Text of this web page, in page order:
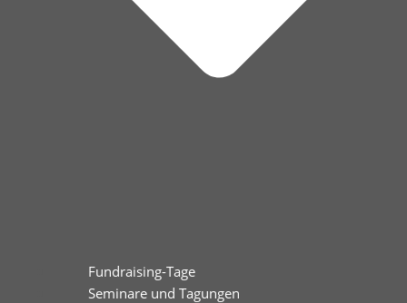
Fundraising-Tage
Seminare und Tagungen